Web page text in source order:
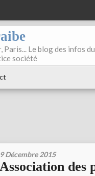
Paris... Le blog des infos
société
9 Décembre 2015
Association des